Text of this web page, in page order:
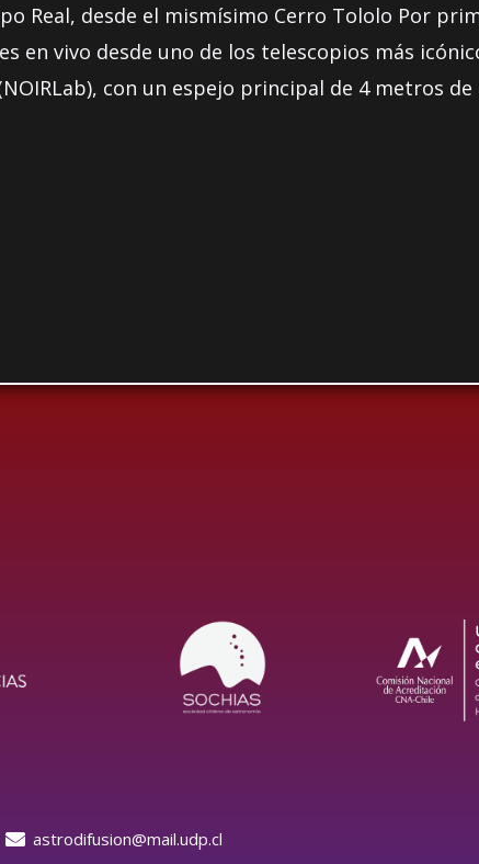
Real, desde el mismísimo Cerro Tololo Por
en vivo desde uno de los telescopios más
con un espejo principal de 4 metros
astrodifusion@mail.udp.cl